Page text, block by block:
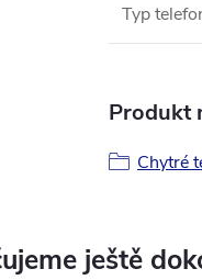
Typ
Produkt
Chytré
ještě